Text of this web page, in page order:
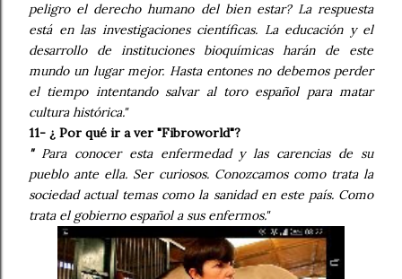
peligro el derecho humano del bien estar? La respuesta
está en las investigaciones científicas. La educación y el
desarrollo de instituciones bioquímicas harán de este
mundo un lugar mejor. Hasta entones no debemos perder
el tiempo intentando salvar al toro español para matar
cultura histórica."
11- ¿ Por qué ir a ver "Fibroworld"?
" Para conocer esta enfermedad y las carencias de su
pueblo ante ella. Ser curiosos. Conozcamos como trata la
sociedad actual temas como la sanidad en este país. Como
trata el gobierno español a sus enfermos."